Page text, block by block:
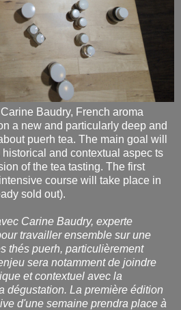
Baudry, French aroma
a new and particularly deep and
puerh tea. The main goal will
and contextual aspec ts
of the tea tasting. The first
course will take place in
sold out).
Carine Baudry, experte
travailler ensemble sur une
thés puerh, particulièrement
sera notamment de joindre
et contextuel avec la
dégustation. La première édition
d'une semaine prendra place à